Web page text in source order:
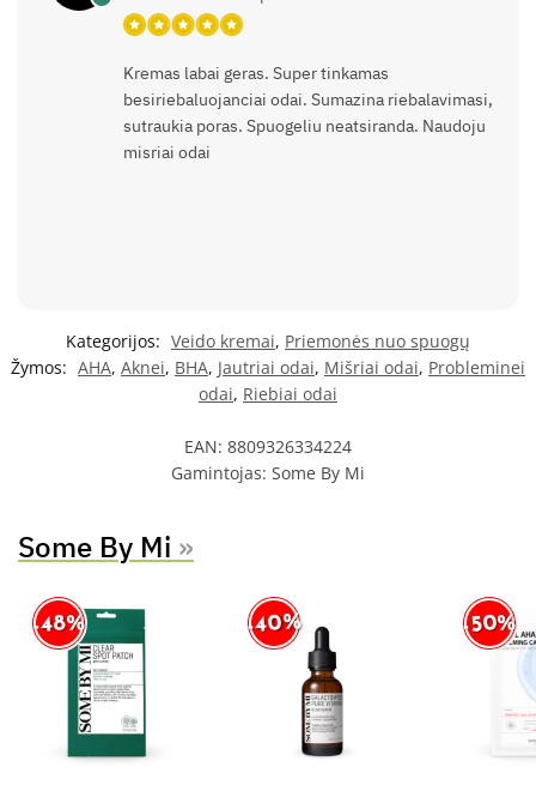
Kremas labai geras. Super tinkamas
besiriebaluojanciai odai. Sumazina riebalavimasi,
sutraukia poras. Spuogeliu neatsiranda. Naudoju
misriai odai
Kategorijos: Veido kremai, Priemonės nuo spuogų
Žymos: AHA, Aknei, BHA, Jautriai odai, Mišriai odai, Probleminei
odai, Riebiai odai
EAN: 8809326334224
Gamintojas: Some By Mi
Some By Mi »
-48% -40% -50%